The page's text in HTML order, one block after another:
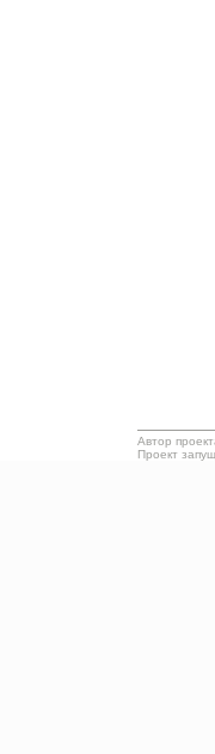
Автор
Проект